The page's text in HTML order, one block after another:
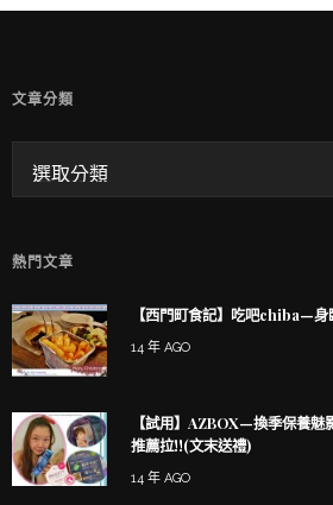
童兒的
文章分類
熱門文章
【西門町食記】吃吧chiba—
14 年 AGO
【試用】AZBOX—換季保養魅
推薦拉!!(文末送禮)
14 年 AGO